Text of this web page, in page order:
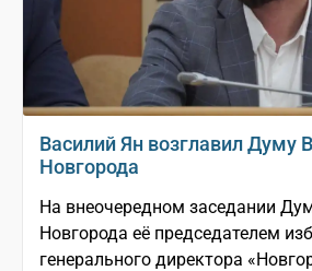
Василий Ян возглавил Думу
Новгорода
На внеочередном заседании
Новгорода её председателем
генерального директора